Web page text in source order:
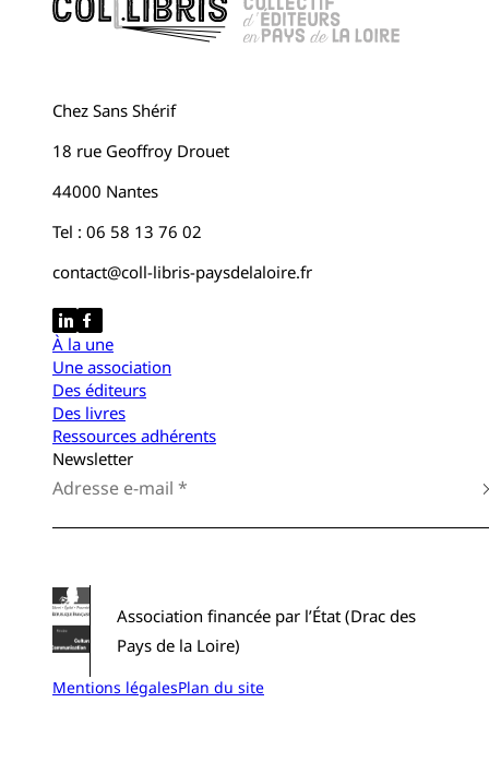
Chez Sans Shérif
18 rue Geoffroy Drouet
44000 Nantes
Tel : 06 58 13 76 02
contact@coll-libris-paysdelaloire.fr
À la une
Une association
Des éditeurs
Des livres
Ressources adhérents
Newsletter
Association financée par l’État (Drac des
Pays de la Loire)
Mentions légalesPlan du site